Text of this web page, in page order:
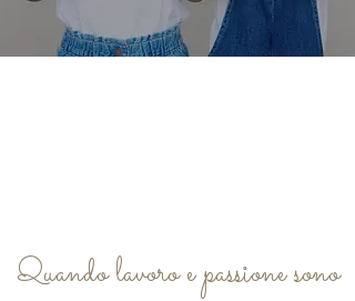
Quando lavoro e passione sono